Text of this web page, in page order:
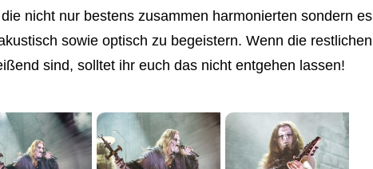
nicht nur bestens zusammen harmonierten sondern es
sowie optisch zu begeistern. Wenn die restlichen
sind, solltet ihr euch das nicht entgehen lassen!